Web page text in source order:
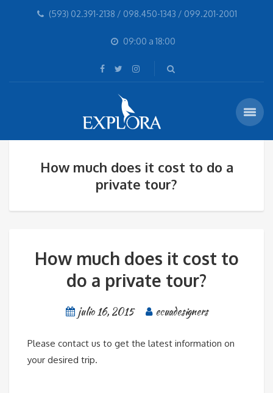
(593) 02.391-2138 / 098.450-1343 / 099.201-2001
09:00 a 18:00
How much does it cost to do a
private tour?
How much does it cost to
do a private tour?
julio 16, 2015 ecuadesigners
Please contact us to get the latest information on
your desired trip.